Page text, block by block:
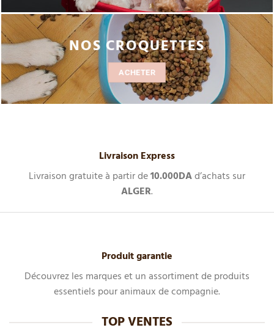
NOS CROQUETTES
ACHETER
Livraison Express
Livraison gratuite à partir de10.000DAd’achats sur
ALGER.
Produit garantie
Découvrez les marques et un assortiment de produits
essentiels pour animaux de compagnie.
TOP VENTES